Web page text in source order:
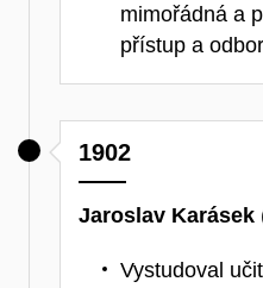
mimořádná a
přístup a
1902
Jaroslav Karásek
Vystudoval